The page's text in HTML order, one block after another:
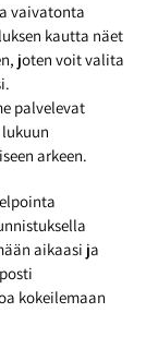
vaivatonta
kautta näet
joten voit valita
palvelevat
arkeen.
aikaasi ja
kokeilemaan